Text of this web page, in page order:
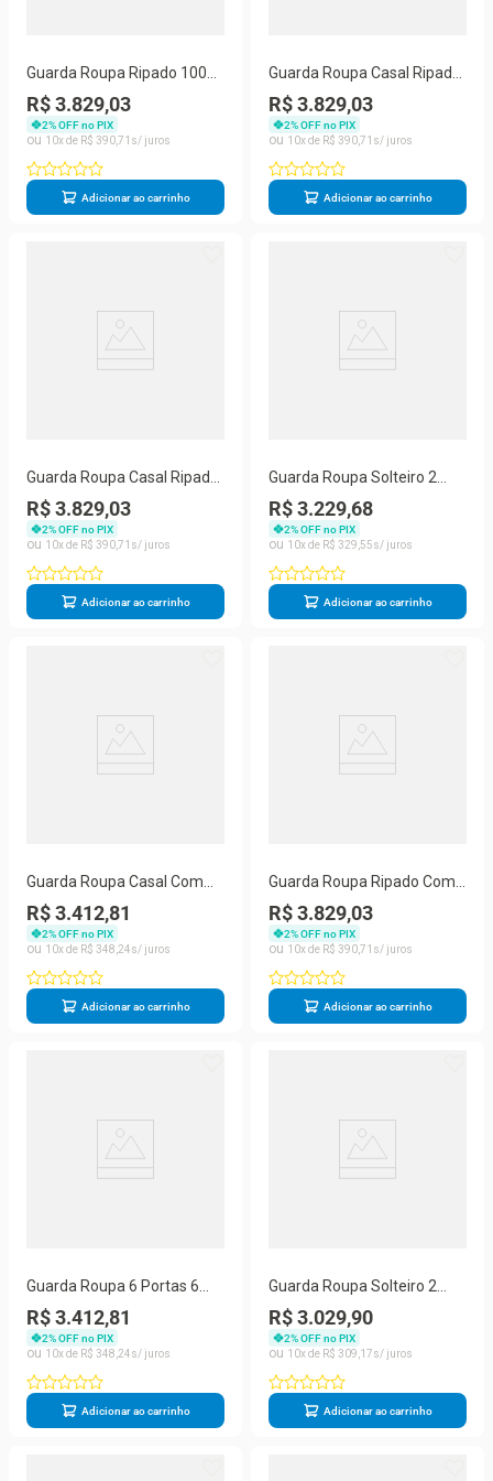
Guarda Roupa Ripado 100%
Mdf 4 Gavetas - Atlanta -
Made Marcs
R$ 3.829,03
2% OFF no PIX
10
R$ 39071
Adicionar ao carrinho
Guarda Roupa Casal Ripado
Espelho Atlanta Peroba
Made Marcs
R$ 3.829,03
2% OFF no PIX
10
R$ 39071
Adicionar ao carrinho
Guarda Roupa Casal Ripado
Espelho Atlanta Peroba
Made Marcs
R$ 3.829,03
2% OFF no PIX
10
R$ 39071
Adicionar ao carrinho
Guarda Roupa Solteiro 2
Portas 4 Gavetas - Lugano-
off White - Made Marcs
R$ 3.229,68
2% OFF no PIX
10
R$ 329 55
Adicionar ao carrinho
Guarda Roupa Casal Com
Espelho - Oslo-off White -
Made Marcs
R$ 3.412,81
2% OFF no PIX
10
R$ 348 24
Adicionar ao carrinho
Guarda Roupa Ripado Com
Espelho 4 Gavetas - Atlanta-
peroba - Made Marcs
R$ 3.829,03
2% OFF no PIX
10
R$ 39071
Adicionar ao carrinho
Guarda Roupa 6 Portas 6
Gavetas - Oslo-off White -
Made Marcs
R$ 3.412,81
2% OFF no PIX
10
R$ 348 24
Adicionar ao carrinho
Guarda Roupa Solteiro 2
Portas 4 Gavetas Viena
Made Marcs
R$ 3.029,90
2% OFF no PIX
10
R$ 309 17
Adicionar ao carrinho